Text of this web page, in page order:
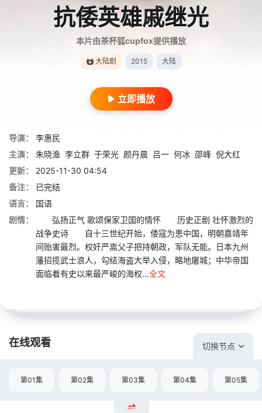
抗倭英雄戚继光
本片由茶杯狐cupfox提供播放
大陆剧 2015 大陆
立即播放
导演：
李惠民
主演：
朱晓渔 李立群 于荣光 颜丹晨 吕一 何冰 邵峰 倪大红
更新：
2025-11-30 04:54
备注：
已完结
语言：
国语
剧情：
弘扬正气 歌颂保家卫国的情怀 历史正剧 壮怀激烈的
战争史诗 自十三世纪开始，倭寇为患中国，明朝嘉靖年
间贻害最烈。权奸严嵩父子把持朝政，军队无能。日本九州
藩招揽武士浪人，勾结海盗大举入侵，略地屠城；中华帝国
面临着有史以来最严峻的海权...全文
在线观看 切换节点
第01集 第02集 第03集 第04集 第05集